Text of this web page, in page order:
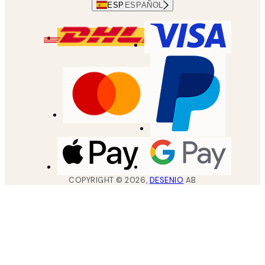
ESP ESPAÑOL
COPYRIGHT ©2026, DESENIO AB